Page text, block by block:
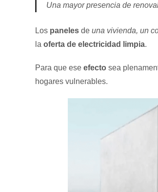
Una mayor presencia de
Los paneles de una vivienda, un
la oferta de electricidad limpia.
Para que ese efecto sea
hogares vulnerables.